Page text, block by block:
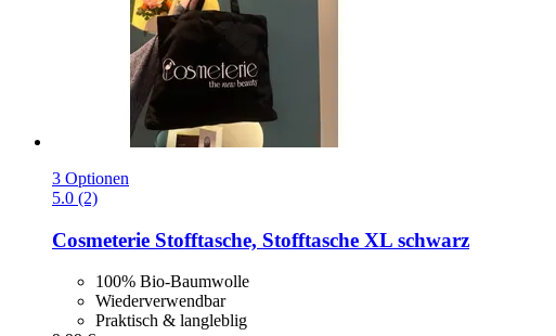
3 Optionen
5.0 (2)
Cosmeterie Stofftasche, Stofftasche XL schwarz
100% Bio-Baumwolle
Wiederverwendbar
Praktisch & langleblig